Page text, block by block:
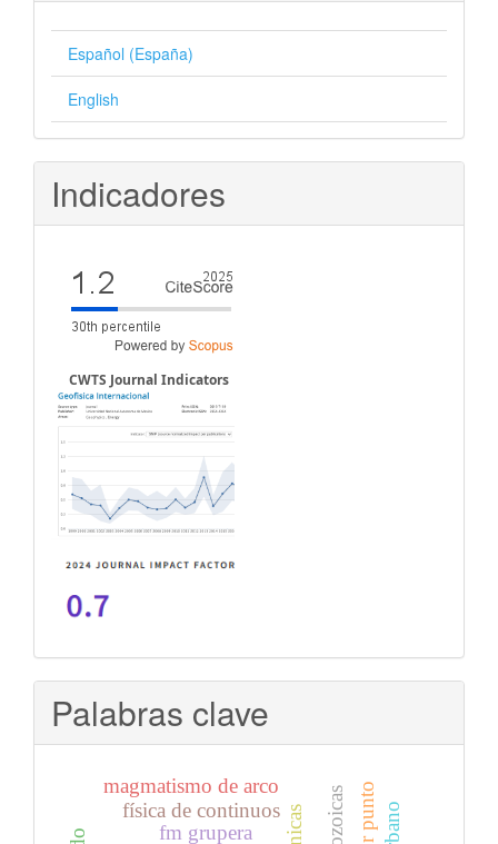
Español (España)
English
Indicadores
CWTS Journal Indicators
Palabras clave
física de continuos
fm grupera
magmatismo de arco